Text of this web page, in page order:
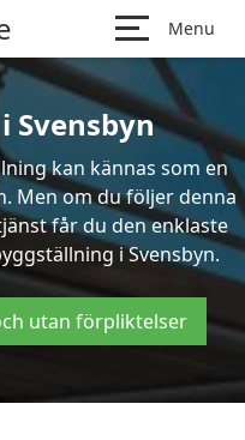
Menu
Svensbyn
kan kännas som en
Men om du följer denna
får du den enklaste
i Svensbyn.
utan förpliktelser